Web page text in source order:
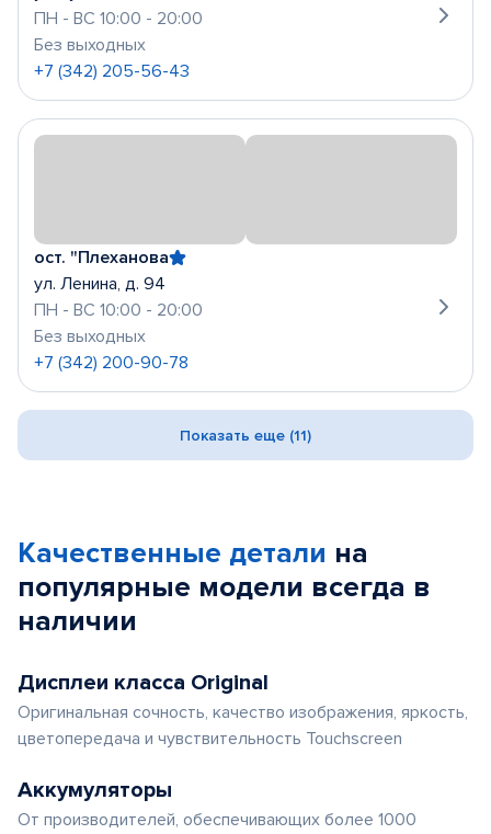
ПН - ВС 10:00 - 20:00
Без выходных
+7 (342) 205-56-43
ост. "Плеханова
ул. Ленина, д. 94
ПН - ВС 10:00 - 20:00
Без выходных
+7 (342) 200-90-78
Показать еще (11)
Качественные детали на
популярные модели всегда в
наличии
Дисплеи класса Original
Оригинальная сочность, качество изображения, яркость,
цветопередача и чувствительность Touchscreen
Аккумуляторы
От производителей, обеспечивающих более 1000